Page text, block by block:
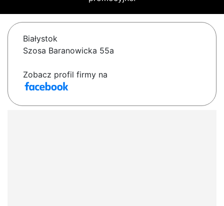
Białystok
Szosa Baranowicka 55a
Zobacz profil firmy na